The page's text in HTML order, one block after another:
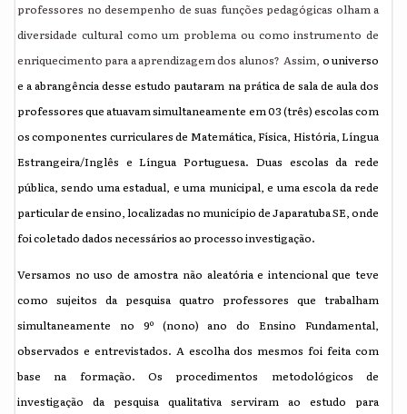
professores no desempenho de suas funções pedagógicas olham a
diversidade cultural como um problema ou como instrumento de
enriquecimento para a aprendizagem dos alunos?Assim, o universo
e a abrangência desse estudo pautaram na prática de sala de aula dos
professores que atuavam simultaneamente em 03 (três) escolas com
os componentes curriculares de Matemática, Física, História, Língua
Estrangeira/Inglês e Língua Portuguesa. Duas escolas da rede
pública, sendo uma estadual, e uma municipal, e uma escola da rede
particular de ensino, localizadas no município de Japaratuba SE, onde
foi coletado dados necessários ao processo investigação.
Versamos no uso de amostra não aleatória e intencional que teve
como sujeitos da pesquisa quatro professores que trabalham
simultaneamente no 9º (nono) ano do Ensino Fundamental,
observados e entrevistados. A escolha dos mesmos foi feita com
base na formação. Os procedimentos metodológicos de
investigação da pesquisa qualitativa serviram ao estudo para